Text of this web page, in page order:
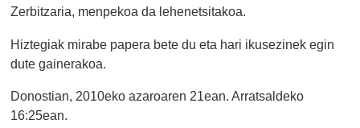
Zerbitzaria, menpekoa da lehenetsitakoa.
Hiztegiak mirabe papera bete du eta hari ikusezinek egin
dute gainerakoa.
Donostian, 2010eko azaroaren 21ean. Arratsaldeko
16:25ean.